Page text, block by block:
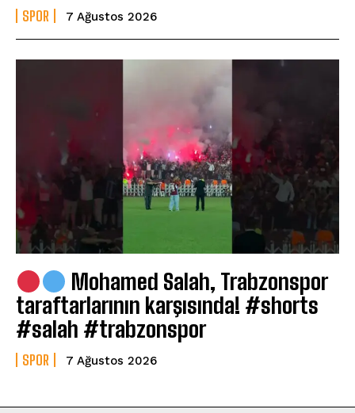
SPOR 7 Ağustos 2026
Mohamed Salah, Trabzonspor
taraftarlarının karşısında! #shorts
#salah #trabzonspor
SPOR 7 Ağustos 2026